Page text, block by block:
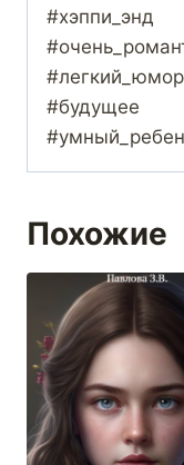
#хэппи_энд
#легкий_юмор
#будущее
Похожие